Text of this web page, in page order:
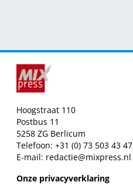
Hoogstraat 110
Postbus 11
5258 ZG Berlicum
Telefoon: +31 (0) 73 503 43 47
E-mail: redactie@mixpress.nl
Onze privacyverklaring